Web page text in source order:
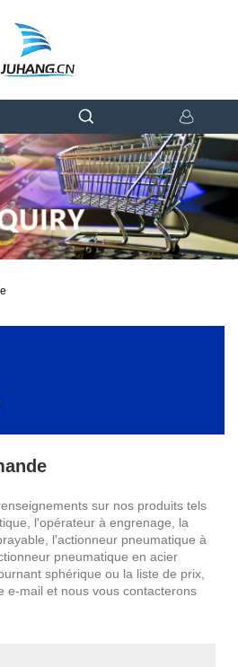
sur nos produits tels
l'opérateur à engrenage, la
l'actionneur pneumatique à
pneumatique en acier
sphérique ou la liste de prix,
e-mail et nous vous contacterons